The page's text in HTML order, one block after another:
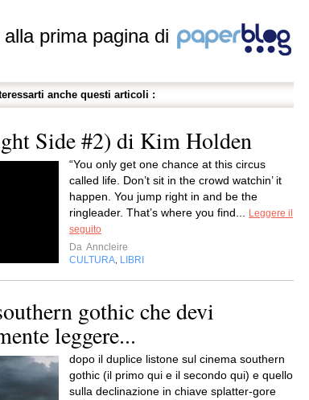
prima pagina di
anche questi articoli :
Side #2) di Kim Holden
“You only get one chance at this circus
called life. Don’t sit in the crowd watchin’ it
happen. You jump right in and be the
ringleader. That’s where you find...
Leggere il
seguito
Da Anncleire
CULTURA LIBRI
gothic che devi
leggere...
dopo il duplice listone sul cinema southern
gothic (il primo qui e il secondo qui) e quello
sulla declinazione in chiave splatter-gore